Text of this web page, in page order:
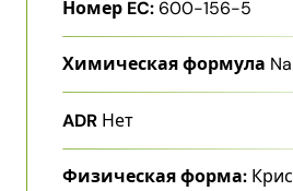
Номер EC:600-156-5
Химическая формула
ADR Нет
Физическая форма: